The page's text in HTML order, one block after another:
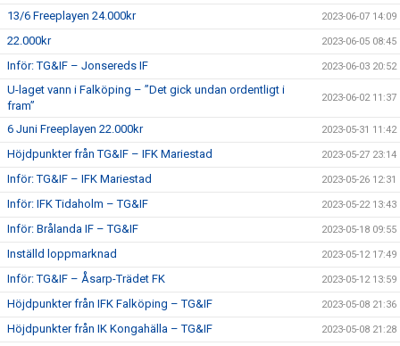
13/6 Freeplayen 24.000kr 2023-06-07 14:09
22.000kr 2023-06-05 08:45
Inför: TG&IF – Jonsereds IF 2023-06-03 20:52
U-laget vann i Falköping – ”Det gick undan ordentligt i
fram”
2023-06-02 11:37
6 Juni Freeplayen 22.000kr 2023-05-31 11:42
Höjdpunkter från TG&IF – IFK Mariestad 2023-05-27 23:14
Inför: TG&IF – IFK Mariestad 2023-05-26 12:31
Inför: IFK Tidaholm – TG&IF 2023-05-22 13:43
Inför: Brålanda IF – TG&IF 2023-05-18 09:55
Inställd loppmarknad 2023-05-12 17:49
Inför: TG&IF – Åsarp-Trädet FK 2023-05-12 13:59
Höjdpunkter från IFK Falköping – TG&IF 2023-05-08 21:36
Höjdpunkter från IK Kongahälla – TG&IF 2023-05-08 21:28